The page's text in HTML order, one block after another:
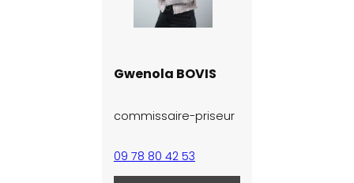
Gwenola BOVIS
commissaire-priseur
09 78 80 42 53